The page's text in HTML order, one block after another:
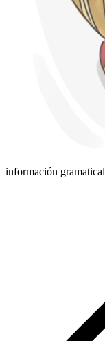
información gramatical